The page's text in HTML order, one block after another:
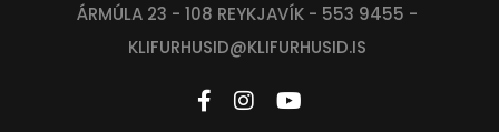
ÁRMÚLA 23 - 108 REYKJAVÍK - 553 9455 -
KLIFURHUSID@KLIFURHUSID.IS